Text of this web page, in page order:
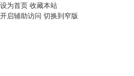
设为首页 收藏本站
开启辅助访问 切换到窄版